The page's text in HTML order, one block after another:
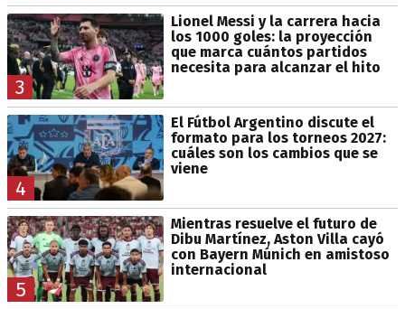
3
Lionel Messi y la carrera hacia
los 1000 goles: la proyección
que marca cuántos partidos
necesita para alcanzar el hito
4
El Fútbol Argentino discute el
formato para los torneos 2027:
cuáles son los cambios que se
viene
5
Mientras resuelve el futuro de
Dibu Martínez, Aston Villa cayó
con Bayern Múnich en amistoso
internacional